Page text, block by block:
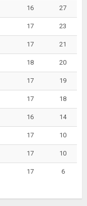
16 27
17 23
17 21
18 20
17 19
17 18
16 14
17 10
17 10
17 6